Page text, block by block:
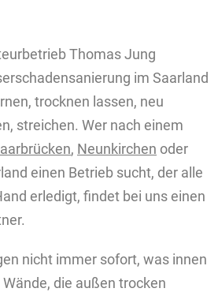
Thomas Jung
im Saarland
trocknen lassen, neu
streichen. Wer nach einem
, Neunkirchen oder
einen Betrieb sucht, der alle
erledigt, findet bei uns einen
nicht immer sofort, was innen
die außen trocken